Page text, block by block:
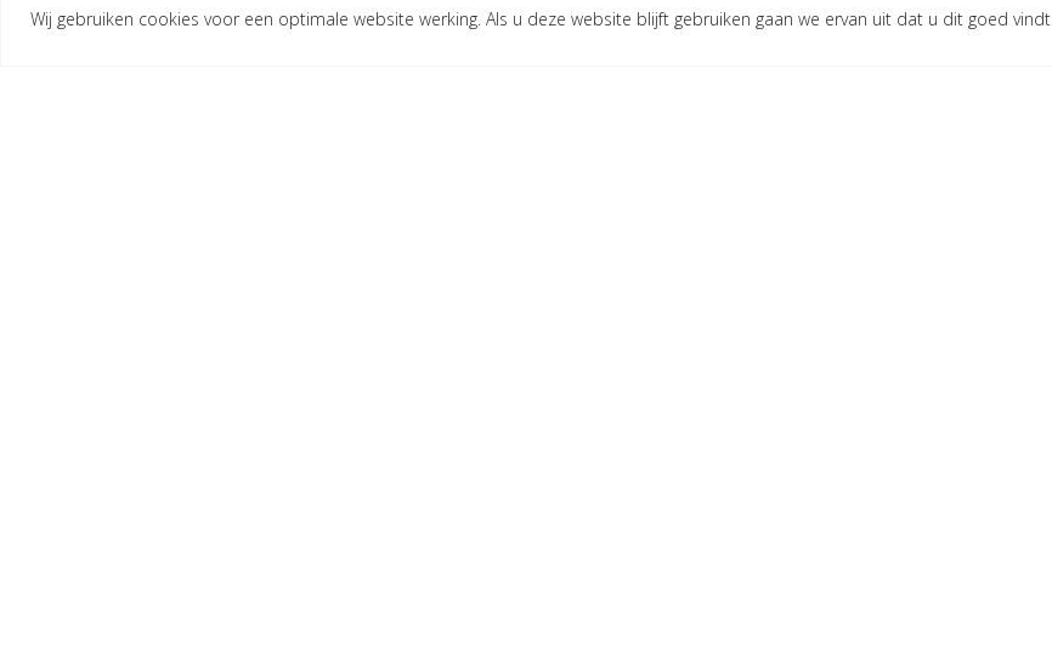
Wij gebruiken cookies voor een optimale website werking. Als u deze website blijft gebruiken gaan we ervan uit dat u dit goed vindt.
5
€